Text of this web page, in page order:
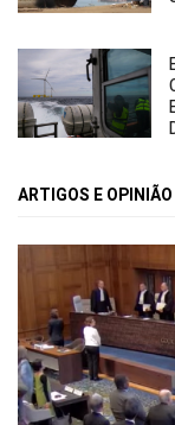
ARTIGOS E OPINIÃO